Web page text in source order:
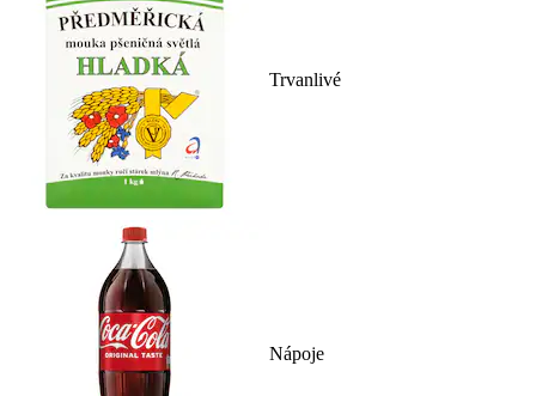
Trvanlivé
Nápoje